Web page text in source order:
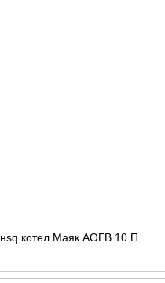
котел Маяк АОГВ 10 П